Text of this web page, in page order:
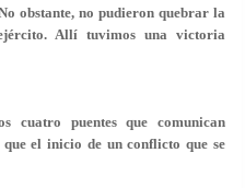
obstante, no pudieron quebrar la
Allí tuvimos una victoria
cuatro puentes que comunican
el inicio de un conflicto que se